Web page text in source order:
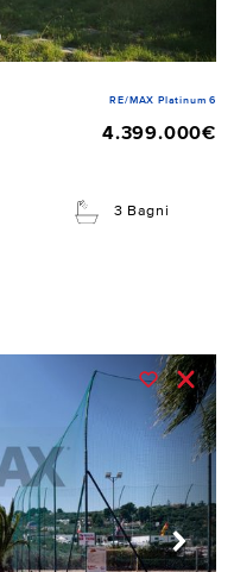
RE/MAX Platinum 6
4.399.000€
3 Bagni